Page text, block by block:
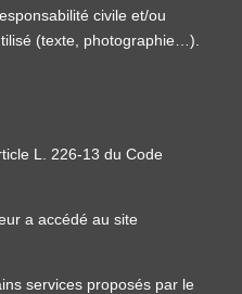
civile et/ou
(texte, photographie…).
L. 226-13 du Code
a accédé au site
services proposés par le